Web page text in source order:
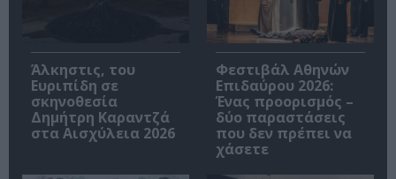
Άλκηστις, του
Ευριπίδη σε
σκηνοθεσία
Δημήτρη Καραντζά
στα Αισχύλεια 2026
Φεστιβάλ Αθηνών
Επιδαύρου 2026:
Ένας προορισμός –
δύο παραστάσεις
που δεν πρέπει να
χάσετε